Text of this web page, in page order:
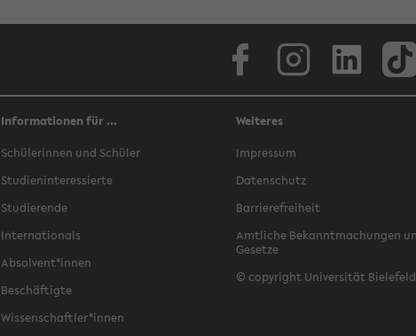
Informationen für ...
Schülerinnen und Schüler
Studieninteressierte
Studierende
Internationals
Absolvent*innen
Beschäftigte
Wissenschaftler*innen
Weiteres
Impressum
Datenschutz
Barrierefreiheit
Amtliche Bekanntmachungen
Gesetze
© copyright Universität Bielefeld